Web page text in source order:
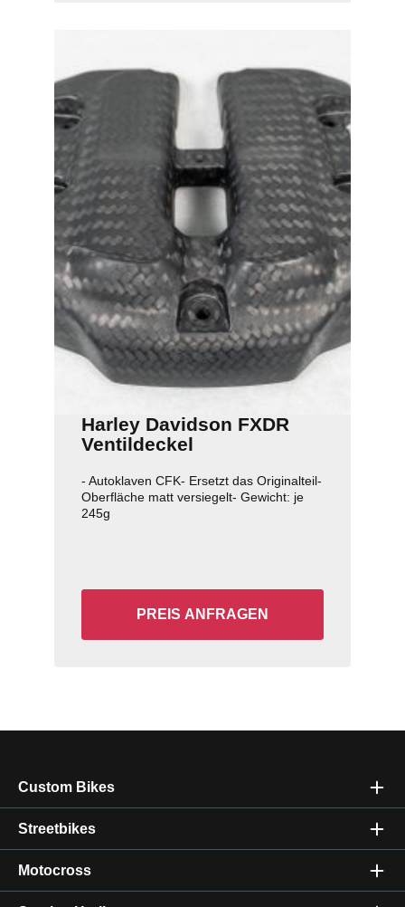
Harley Davidson FXDR
Ventildeckel
- Autoklaven CFK- Ersetzt das Originalteil-
Oberfläche matt versiegelt- Gewicht: je
245g
PREIS ANFRAGEN
Custom Bikes
Streetbikes
Motocross